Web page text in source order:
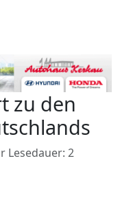
zu den
Lesedauer: 2